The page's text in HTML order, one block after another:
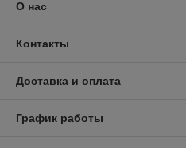
О нас
Контакты
Доставка и оплата
График работы